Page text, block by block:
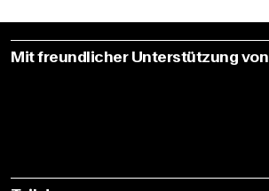
Mit freundlicher Unterstützung von